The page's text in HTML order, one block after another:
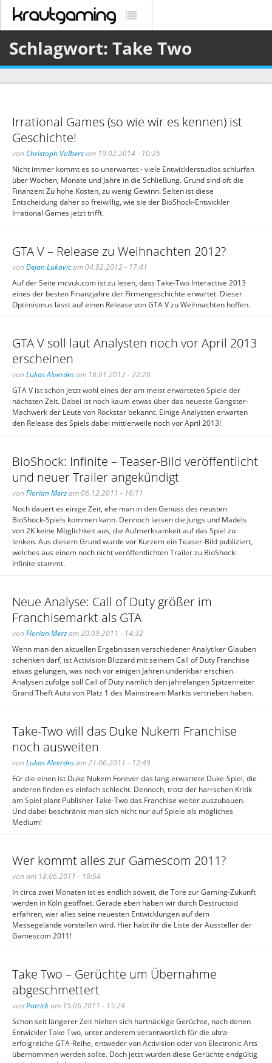
Schlagwort: Take Two
Irrational Games (so wie wir es kennen) ist
Geschichte!
von Christoph Volbersam 19.02.2014 - 10:25
Nicht immer kommt es so unerwartet - viele Entwicklerstudios schlurfen
über Wochen, Monate und Jahre in die Schließung. Grund sind oft die
Finanzen: Zu hohe Kosten, zu wenig Gewinn. Selten ist diese
Entscheidung daher so freiwillig, wie sie der BioShock-Entwickler
Irrational Games jetzt trifft.
GTA V – Release zu Weihnachten 2012?
von Dejan Lukovicam 04.02.2012 - 17:41
Auf der Seite mcvuk.com ist zu lesen, dass Take-Two Interactive 2013
eines der besten Finanzjahre der Firmengeschichte erwartet. Dieser
Optimismus lässt auf einen Release von GTA V zu Weihnachten hoffen.
GTA V soll laut Analysten noch vor April 2013
erscheinen
von Lukas Alverdesam 18.01.2012 - 22:26
GTA V ist schon jetzt wohl eines der am meist erwarteten Spiele der
nächsten Zeit. Dabei ist noch kaum etwas über das neueste Gangster-
Machwerk der Leute von Rockstar bekannt. Einige Analysten erwarten
den Release des Spiels dabei mittlerweile noch vor April 2013!
BioShock: Infinite – Teaser-Bild veröffentlicht
und neuer Trailer angekündigt
von Florian Merzam 06.12.2011 - 16:11
Noch dauert es einige Zeit, ehe man in den Genuss des neusten
BioShock-Spiels kommen kann. Dennoch lassen die Jungs und Mädels
von 2K keine Möglichkeit aus, die Aufmerksamkeit auf das Spiel zu
lenken. Aus diesem Grund wurde vor Kurzem ein Teaser-Bild publiziert,
welches aus einem noch nicht veröffentlichten Trailer zu BioShock:
Infinite stammt.
Neue Analyse: Call of Duty größer im
Franchisemarkt als GTA
von Florian Merzam 20.09.2011 - 14:32
Wenn man den aktuellen Ergebnissen verschiedener Analytiker Glauben
schenken darf, ist Activision Blizzard mit seinem Call of Duty Franchise
etwas gelungen, was noch vor einigen Jahren undenkbar erschien.
Analysen zufolge soll Call of Duty nämlich den jahrelangen Spitzenreiter
Grand Theft Auto von Platz 1 des Mainstream Markts vertrieben haben.
Take-Two will das Duke Nukem Franchise
noch ausweiten
von Lukas Alverdesam 21.06.2011 - 12:49
Für die einen ist Duke Nukem Forever das lang erwartete Duke-Spiel, die
anderen finden es einfach schlecht. Dennoch, trotz der harrschen Kritik
am Spiel plant Publisher Take-Two das Franchise weiter auszubauen.
Und dabei beschränkt man sich nicht nur auf Spiele als mögliches
Medium!
Wer kommt alles zur Gamescom 2011?
von am 18.06.2011 - 10:54
In circa zwei Monaten ist es endlich soweit, die Tore zur Gaming-Zukunft
werden in Köln geöffnet. Gerade eben haben wir durch Destructoid
erfahren, wer alles seine neuesten Entwicklungen auf dem
Messegelände vorstellen wird. Hier habt ihr die Liste der Aussteller der
Gamescom 2011!
Take Two – Gerüchte um Übernahme
abgeschmettert
von Patrickam 15.06.2011 - 15:24
Schon seit längerer Zeit hielten sich hartnäckige Gerüchte, nach denen
Entwickler Take Two, unter anderem verantwortlich für die ultra-
erfolgreiche GTA-Reihe, entweder von Activision oder von Electronic Arts
übernommen werden sollte. Doch jetzt wurden diese Gerüchte endgültig